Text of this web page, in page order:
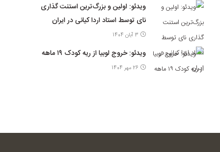
ویدئو: اولین و بزرگ‌ترین استنت گذاری
نای توسط استاد اردا کیانی در ایران
3 آبان 1404
ویدئو: خروج لوبیا از ریه کودک ۱۹ ماهه
26 مهر 1404